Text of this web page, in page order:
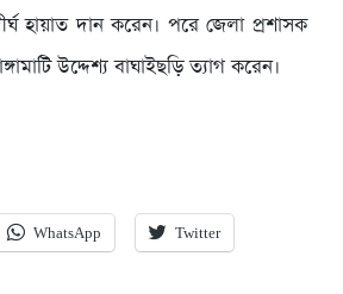
হায়াত দান করেন। পরে জেলা প্রশাসক
উদ্দেশ্য বাঘাইছড়ি ত্যাগ করেন।
WhatsApp Twitter